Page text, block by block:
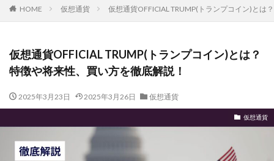
HOME 仮想通貨 仮想通貨OFFICIAL TRUMP(トランプコイン)とは
仮想通貨OFFICIAL TRUMP(トランプコイン)とは？
特徴や将来性、買い方を徹底解説！
2025年3月23日 2025年3月26日 仮想通貨
仮想通貨